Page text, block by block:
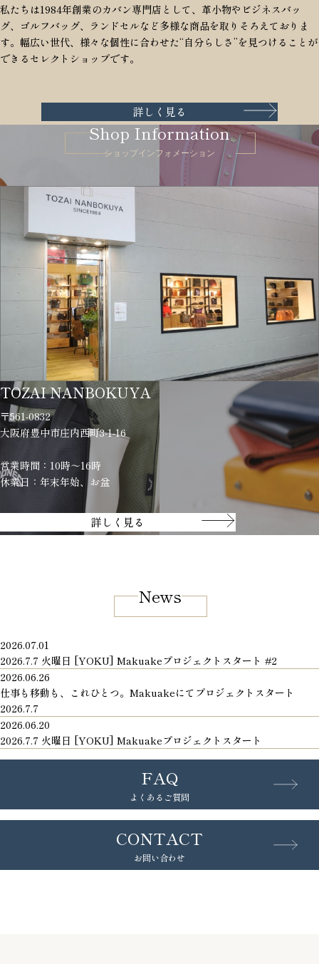
私たちは1984年創業のカバン専門店として、革小物やビジネスバッ
グ、ゴルフバッグ、ランドセルなど多様な商品を取りそろえておりま
す。幅広い世代、様々な個性に合わせた“自分らしさ”を見つけることが
できるセレクトショップです。
詳しく見る
Shop Information
ショップインフォメーション
TOZAI NANBOKUYA
〒561-0832
大阪府豊中市庄内西町3-1-16
営業時間：10時～16時
休業日：年末年始、お盆
詳しく見る
News
2026.07.01
2026.7.7 火曜日 [YOKU] Makuakeプロジェクトスタート #2
2026.06.26
仕事も移動も、これひとつ。Makuakeにてプロジェクトスタート
2026.7.7
2026.06.20
2026.7.7 火曜日 [YOKU] Makuakeプロジェクトスタート
FAQ
よくあるご質問
CONTACT
お問い合わせ